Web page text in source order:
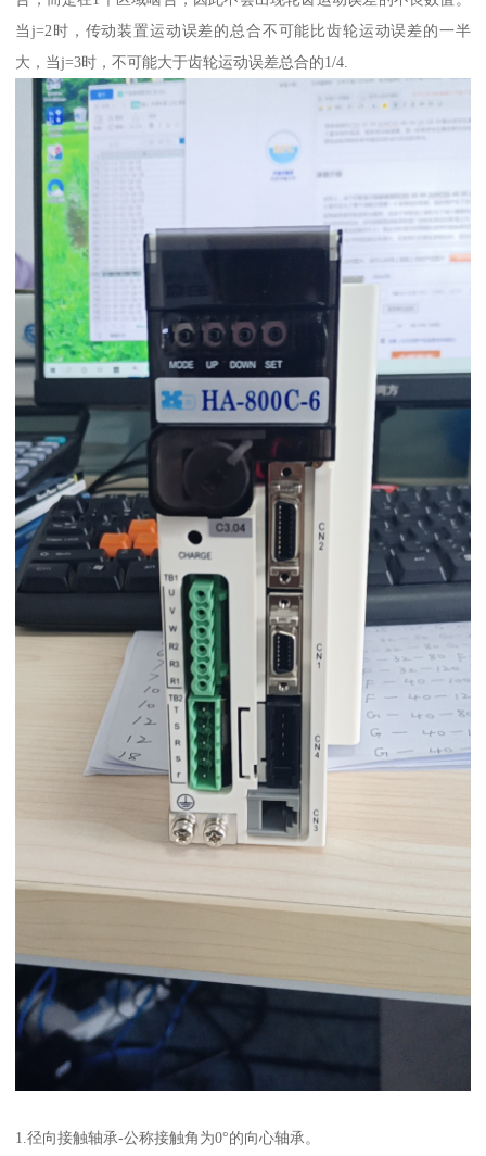
当j=2时，传动装置运动误差的总合不可能比齿轮运动误差的一半
大，当j=3时，不可能大于齿轮运动误差总合的1/4.
1.径向接触轴承-公称接触角为0°的向心轴承。